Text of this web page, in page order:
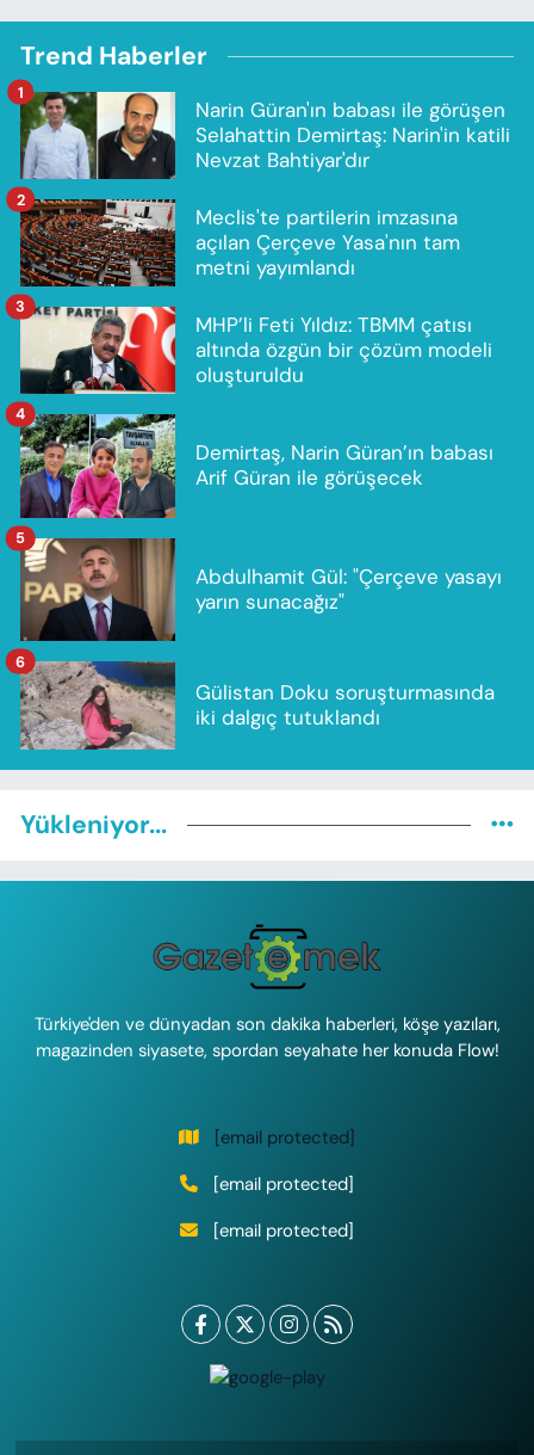
Trend Haberler
Narin Güran'ın babası ile görüşen
Selahattin Demirtaş: Narin'in katili
Nevzat Bahtiyar'dır
1
Meclis'te partilerin imzasına
açılan Çerçeve Yasa'nın tam
metni yayımlandı
2
MHP’li Feti Yıldız: TBMM çatısı
altında özgün bir çözüm modeli
oluşturuldu
3
Demirtaş, Narin Güran’ın babası
Arif Güran ile görüşecek
4
Abdulhamit Gül: "Çerçeve yasayı
yarın sunacağız"
5
Gülistan Doku soruşturmasında
iki dalgıç tutuklandı
6
Yükleniyor...
Türkiye'den ve dünyadan son dakika haberleri, köşe yazıları,
magazinden siyasete, spordan seyahate her konuda Flow!
[email protected]
[email protected]
[email protected]